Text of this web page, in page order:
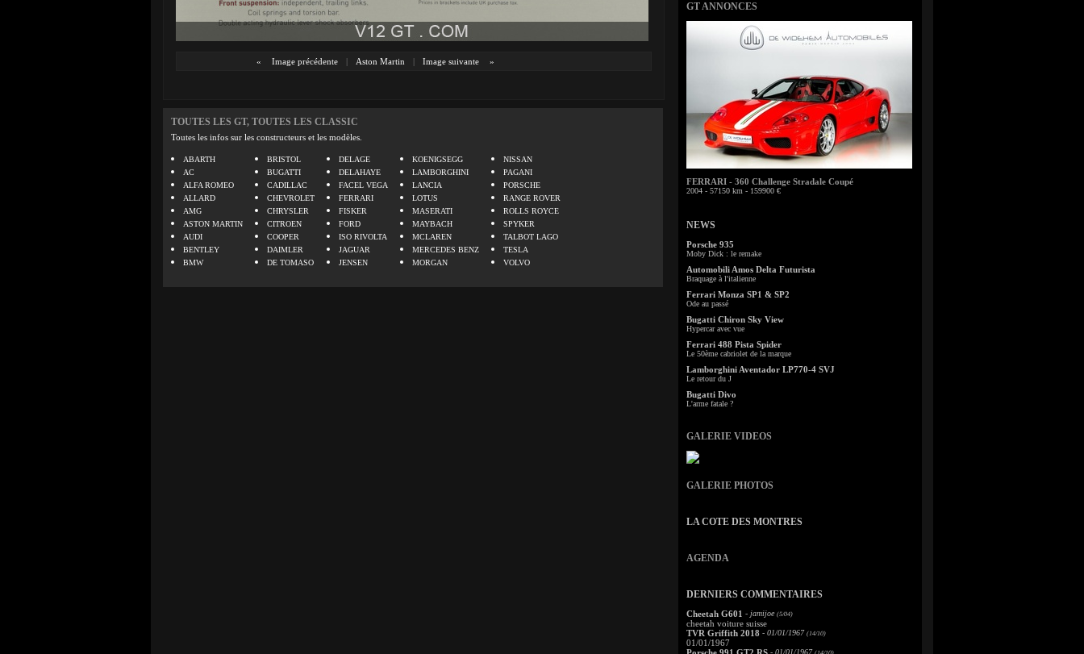
« Image précédente | Aston Martin | Image suivante »
TOUTES LES GT, TOUTES LES CLASSIC
Toutes les infos sur les constructeurs et les modèles.
ABARTH
AC
ALFA ROMEO
ALLARD
AMG
ASTON MARTIN
AUDI
BENTLEY
BMW
BRISTOL
BUGATTI
CADILLAC
CHEVROLET
CHRYSLER
CITROEN
COOPER
DAIMLER
DE TOMASO
DELAGE
DELAHAYE
FACEL VEGA
FERRARI
FISKER
FORD
ISO RIVOLTA
JAGUAR
JENSEN
KOENIGSEGG
LAMBORGHINI
LANCIA
LOTUS
MASERATI
MAYBACH
MCLAREN
MERCEDES BENZ
MORGAN
NISSAN
PAGANI
PORSCHE
RANGE ROVER
ROLLS ROYCE
SPYKER
TALBOT LAGO
TESLA
VOLVO
GT ANNONCES
FERRARI - 360 Challenge Stradale Coupé
2004 - 57150 km - 159900 €
NEWS
Porsche 935
Moby Dick : le remake
Automobili Amos Delta Futurista
Braquage à l'italienne
Ferrari Monza SP1 & SP2
Ode au passé
Bugatti Chiron Sky View
Hypercar avec vue
Ferrari 488 Pista Spider
Le 50ème cabriolet de la marque
Lamborghini Aventador LP770-4 SVJ
Le retour du J
Bugatti Divo
L'arme fatale ?
GALERIE VIDEOS
GALERIE PHOTOS
LA COTE DES MONTRES
AGENDA
DERNIERS COMMENTAIRES
Cheetah G601 - jamijoe (5/04)
cheetah voiture suisse
TVR Griffith 2018 - 01/01/1967 (14/10)
01/01/1967
- 01/01/1967